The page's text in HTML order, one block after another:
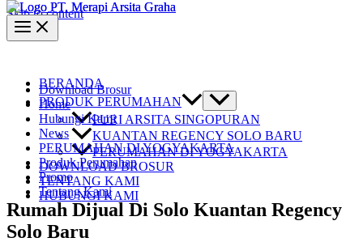
Skip to content
BERANDA
PRODUK PERUMAHAN
PURI ARSITA SINGOPURAN
KUANTAN REGENCY SOLO BARU
PERUMAHAN DI YOGYAKARTA
DOWNLOAD BROSUR
TENTANG KAMI
HUBUNGI KAMI
Download Brosur
Home
Hubungi Kami
News
PERUMAHAN DI YOGYAKARTA
Produk Perumahan
Promo
Tentang Kami
Rumah Dijual Di Solo Kuantan Regency
Solo Baru